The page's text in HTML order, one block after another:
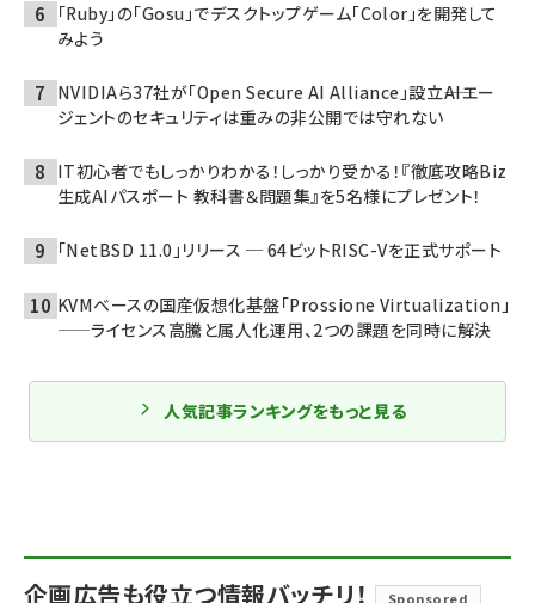
「Ruby」の「Gosu」でデスクトップゲーム「Color」を開発して
みよう
NVIDIAら37社が「Open Secure AI Alliance」設立――AIエー
ジェントのセキュリティは重みの非公開では守れない
IT初心者でもしっかりわかる！しっかり受かる！『徹底攻略Biz
生成AIパスポート 教科書＆問題集』を5名様にプレゼント！
「NetBSD 11.0」リリース ─ 64ビットRISC-Vを正式サポート
KVMベースの国産仮想化基盤「Prossione Virtualization」
——ライセンス高騰と属人化運用、2つの課題を同時に解決
人気記事ランキングをもっと見る
企画広告も役立つ情報バッチリ！ Sponsored